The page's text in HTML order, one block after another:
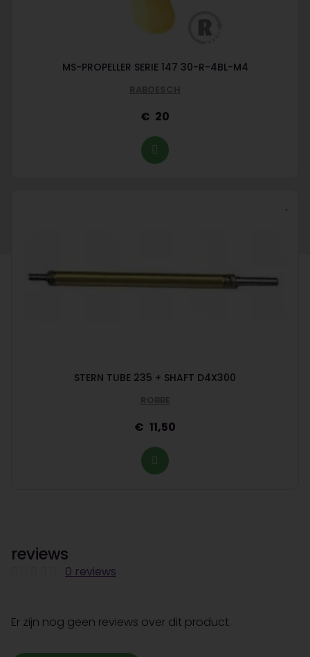
MS-PROPELLER SERIE 147 30-R-4BL-M4
RABOESCH
20
STERN TUBE 235 + SHAFT D4X300
ROBBE
11,50
reviews
0 reviews
Er zijn nog geen reviews over dit product.